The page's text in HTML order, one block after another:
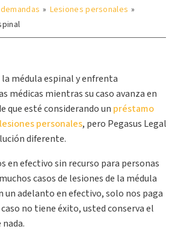
» Lesiones personales »
la médula espinal y enfrenta
médicas mientras su caso avanza en
que esté considerando un préstamo
personales, pero Pegasus Legal
diferente.
en efectivo sin recurso para personas
casos de lesiones de la médula
un adelanto en efectivo, solo nos paga
caso no tiene éxito, usted conserva el